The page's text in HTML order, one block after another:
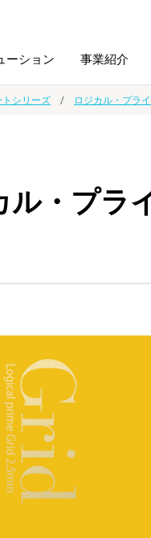
紙製品
ーション
学校ソリュー
事業紹介
沿革
トシリーズ ロジカル・プラ
ル・プ